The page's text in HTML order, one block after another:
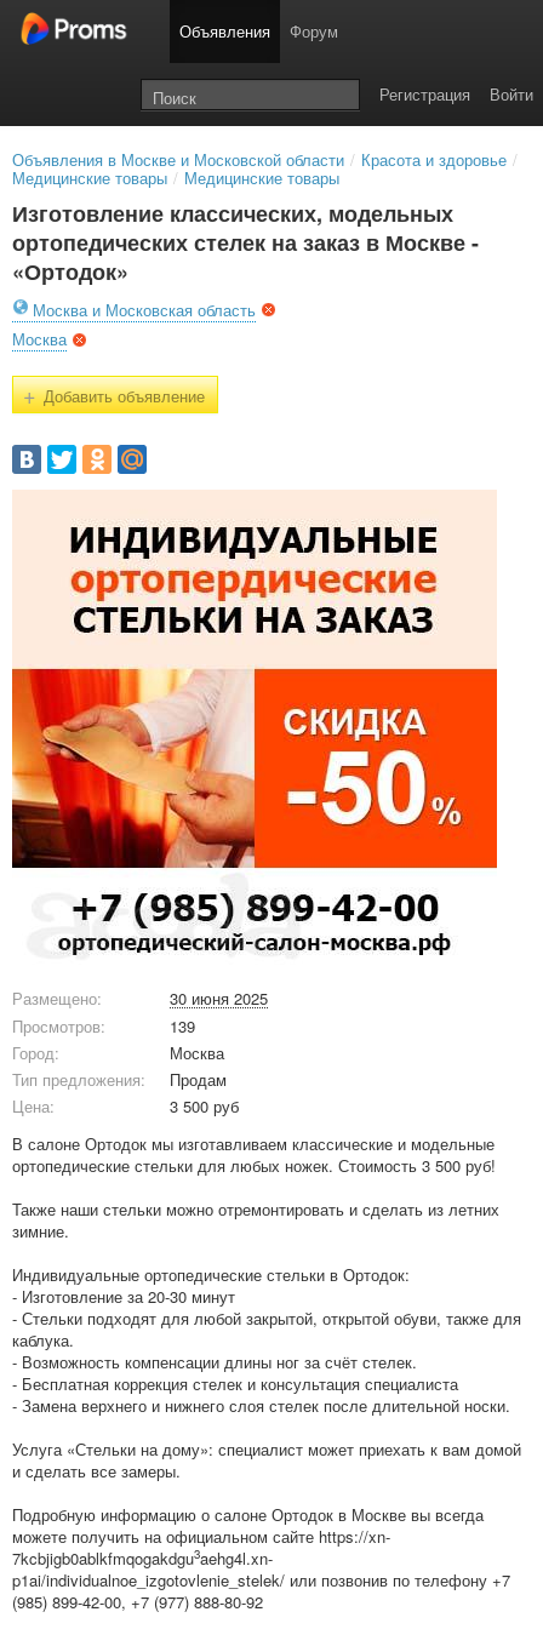
Объявления Форум
Войти
Регистрация
Объявления в Москве и Московской области / Красота и здоровье /
Медицинские товары / Медицинские товары
Изготовление классических, модельных
ортопедических стелек на заказ в Москве -
«Ортодок»
Москва и Московская область
Москва
+Добавить объявление
Размещено:
30 июня 2025
Просмотров:
139
Город:
Москва
Тип предложения:
Продам
Цена:
3 500 руб
В салоне Ортодок мы изготавливаем классические и модельные
ортопедические стельки для любых ножек. Стоимость 3 500 руб!
Также наши стельки можно отремонтировать и сделать из летних
зимние.
Индивидуальные ортопедические стельки в Ортодок:
- Изготовление за 20-30 минут
- Стельки подходят для любой закрытой, открытой обуви, также для
каблука.
- Возможность компенсации длины ног за счёт стелек.
- Бесплатная коррекция стелек и консультация специалиста
- Замена верхнего и нижнего слоя стелек после длительной носки.
Услуга «Стельки на дому»: специалист может приехать к вам домой
и сделать все замеры.
Подробную информацию о салоне Ортодок в Москве вы всегда
можете получить на официальном сайте https://xn-
7kcbjigb0ablkfmqogakdgu3aehg4l.xn-
p1ai/individualnoe_izgotovlenie_stelek/ или позвонив по телефону +7
(985) 899-42-00, +7 (977) 888-80-92